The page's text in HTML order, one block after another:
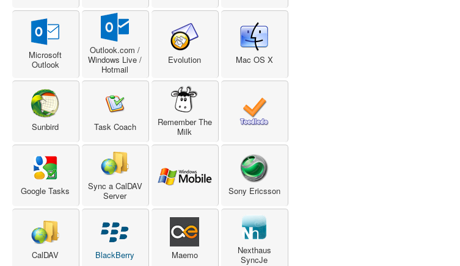
Microsoft
Outlook
Outlook.com /
Windows Live /
Hotmail
Evolution Mac OS X
Sunbird Task Coach
Remember The
Milk
Google Tasks
Sync a CalDAV
Server
Sony Ericsson
CalDAV BlackBerry Maemo
Nexthaus
SyncJe